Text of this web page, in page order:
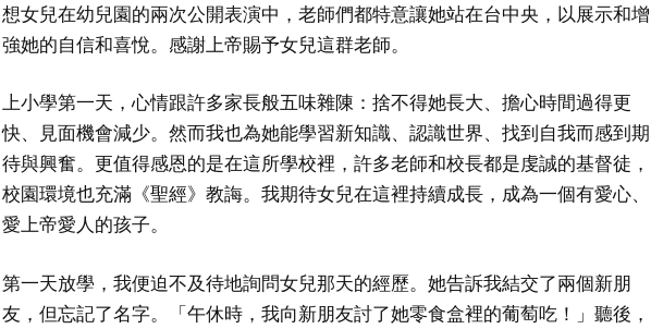
想女兒在幼兒園的兩次公開表演中，老師們都特意讓她站在台中央，以展示和增
強她的自信和喜悅。感謝上帝賜予女兒這群老師。
上小學第一天，心情跟許多家長般五味雜陳：捨不得她長大、擔心時間過得更
快、見面機會減少。然而我也為她能學習新知識、認識世界、找到自我而感到期
待與興奮。更值得感恩的是在這所學校裡，許多老師和校長都是虔誠的基督徒，
校園環境也充滿《聖經》教誨。我期待女兒在這裡持續成長，成為一個有愛心、
愛上帝愛人的孩子。
第一天放學，我便迫不及待地詢問女兒那天的經歷。她告訴我結交了兩個新朋
友，但忘記了名字。「午休時，我向新朋友討了她零食盒裡的葡萄吃！」聽後，